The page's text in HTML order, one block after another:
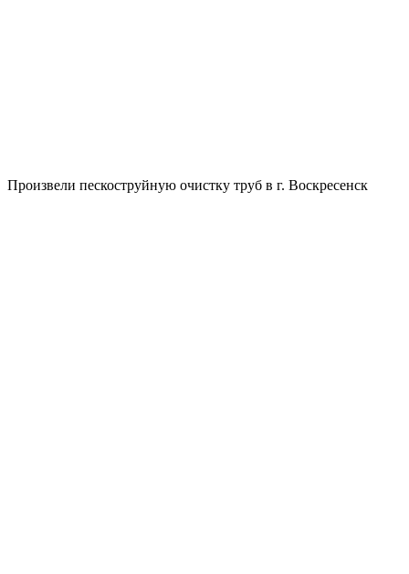
Произвели пескоструйную очистку труб в г. Воскресенск